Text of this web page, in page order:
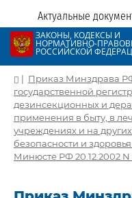
Актуальные
ЗАКОНЫ, КОДЕКСЫ И
НОРМАТИВНО-
РОССИЙСКОЙ
| Приказ Минздрава РФ
государственной
дезинсекционных и
применения в быту, в
учреждениях и на
безопасности и
Минюсте РФ 20.12.2002 N